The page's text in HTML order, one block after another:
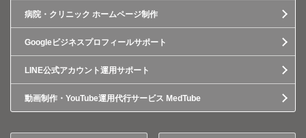
病院・クリニック ホームページ制作
Googleビジネスプロフィールサポート
LINE公式アカウント運用サポート
動画制作・YouTube運用代行サービス MedTube